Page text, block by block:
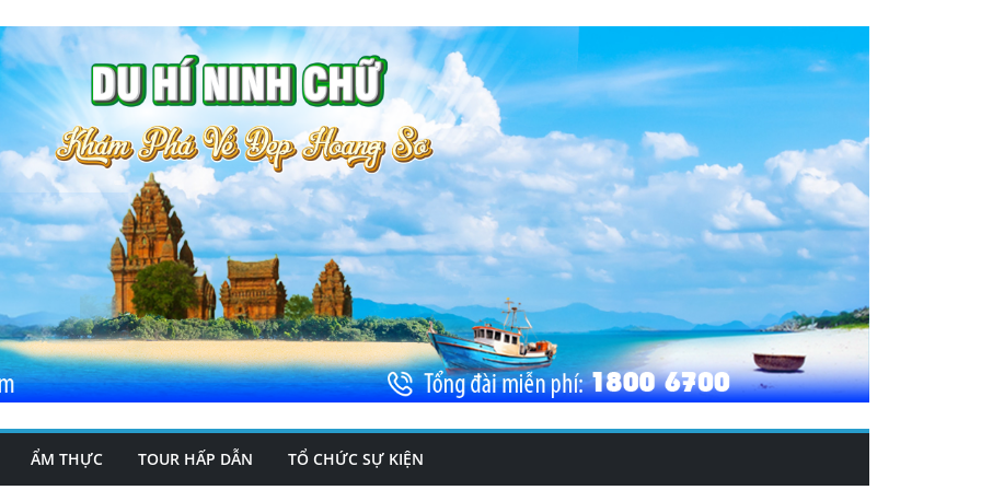
ẨM THỰC TOUR HẤP DẪN TỔ CHỨC SỰ KIỆN